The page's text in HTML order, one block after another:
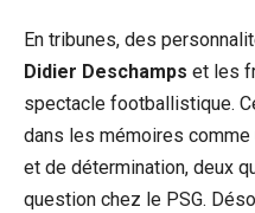
En tribunes, des
Didier Deschamps et les
spectacle footballistique.
dans les mémoires
et de détermination, deux
question chez le PSG.